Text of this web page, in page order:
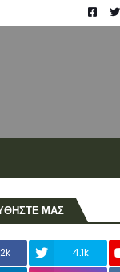
ΜΑΣ
4.1k